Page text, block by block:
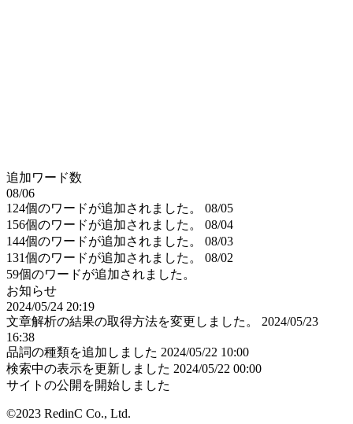
追加ワード数
08/06
124個のワードが追加されました。
08/05
156個のワードが追加されました。
08/04
144個のワードが追加されました。
08/03
131個のワードが追加されました。
08/02
59個のワードが追加されました。
お知らせ
2024/05/24 20:19
文章解析の結果の取得方法を変更しました。
2024/05/23
16:38
品詞の種類を追加しました 2024/05/22 10:00
検索中の表示を更新しました 2024/05/22 00:00
サイトの公開を開始しました
©2023 RedinC Co., Ltd.